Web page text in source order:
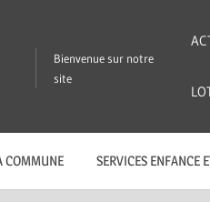
Bienvenue sur notre
site
COMMUNE SERVICES ENFANCE